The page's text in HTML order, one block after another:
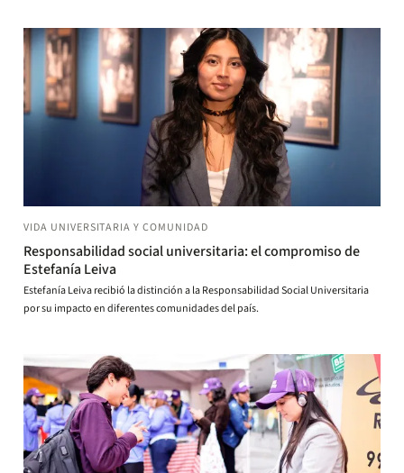
VIDA UNIVERSITARIA Y COMUNIDAD
Responsabilidad social universitaria: el compromiso de
Estefanía Leiva
Estefanía Leiva recibió la distinción a la Responsabilidad Social Universitaria
por su impacto en diferentes comunidades del país.